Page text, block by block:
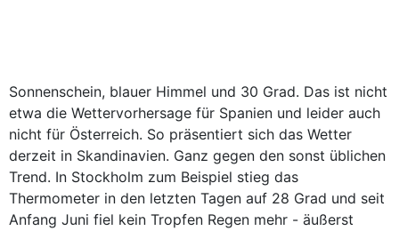
Sonnenschein, blauer Himmel und 30 Grad. Das ist nicht
etwa die Wettervorhersage für Spanien und leider auch
nicht für Österreich. So präsentiert sich das Wetter
derzeit in Skandinavien. Ganz gegen den sonst üblichen
Trend. In Stockholm zum Beispiel stieg das
Thermometer in den letzten Tagen auf 28 Grad und seit
Anfang Juni fiel kein Tropfen Regen mehr - äußerst